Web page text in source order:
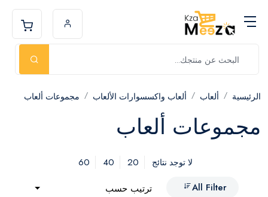
الرئيسية ألعاب ألعاب واكسسوارات الألعاب مجموعات ألعاب
مجموعات ألعاب
لا توجد نتائج 20
40
60
All Filter
ترتيب حسب